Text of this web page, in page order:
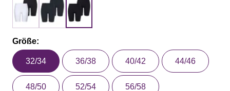
Größe:
32/34 36/38 40/42 44/46
48/50 52/54 56/58